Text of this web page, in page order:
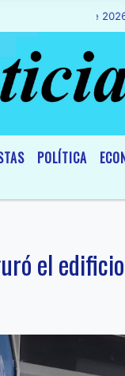
de 2026 y son
POLÍTICA
el